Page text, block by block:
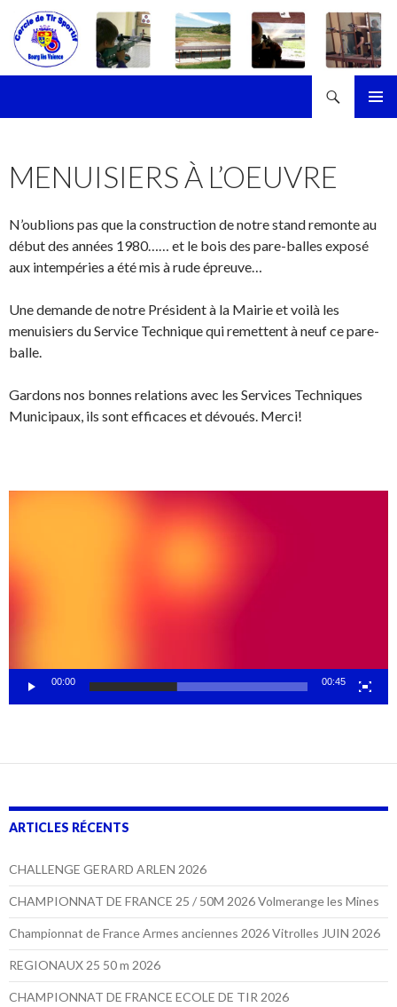
MENUISIERS À L’OEUVRE
N’oublions pas que la construction de notre stand remonte au
début des années 1980…… et le bois des pare-balles exposé
aux intempéries a été mis à rude épreuve…
Une demande de notre Président à la Mairie et voilà les
menuisiers du Service Technique qui remettent à neuf ce pare-
balle.
Gardons nos bonnes relations avec les Services Techniques
Municipaux, ils sont efficaces et dévoués. Merci!
00:00 00:45
ARTICLES RÉCENTS
CHALLENGE GERARD ARLEN 2026
CHAMPIONNAT DE FRANCE 25 / 50M 2026 Volmerange les Mines
Championnat de France Armes anciennes 2026 Vitrolles JUIN 2026
REGIONAUX 25 50 m 2026
CHAMPIONNAT DE FRANCE ECOLE DE TIR 2026